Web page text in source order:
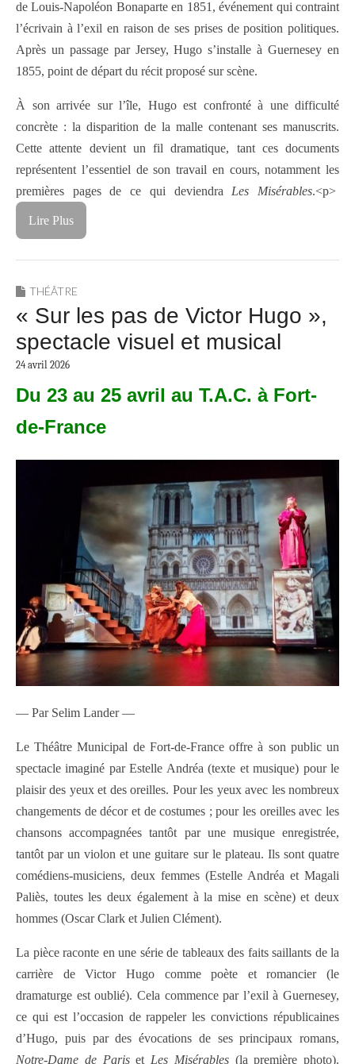
de Louis-Napoléon Bonaparte en 1851, événement qui contraint
l’écrivain à l’exil en raison de ses prises de position politiques.
Après un passage par Jersey, Hugo s’installe à Guernesey en
1855, point de départ du récit proposé sur scène.
À son arrivée sur l’île, Hugo est confronté à une difficulté
concrète : la disparition de la malle contenant ses manuscrits.
Cette attente devient un fil dramatique, tant ces documents
représentent l’essentiel de son travail en cours, notamment les
premières pages de ce qui deviendra Les Misérables.<p>
Lire Plus
THÉÂTRE
« Sur les pas de Victor Hugo »,
spectacle visuel et musical
24 avril 2026
Du 23 au 25 avril au T.A.C. à Fort-
de-France
— Par Selim Lander —
Le Théâtre Municipal de Fort-de-France offre à son public un
spectacle imaginé par Estelle Andréa (texte et musique) pour le
plaisir des yeux et des oreilles. Pour les yeux avec les nombreux
changements de décor et de costumes ; pour les oreilles avec les
chansons accompagnées tantôt par une musique enregistrée,
tantôt par un violon et une guitare sur le plateau. Ils sont quatre
comédiens-musiciens, deux femmes (Estelle Andréa et Magali
Paliès, toutes les deux également à la mise en scène) et deux
hommes (Oscar Clark et Julien Clément).
La pièce raconte en une série de tableaux des faits saillants de la
carrière de Victor Hugo comme poète et romancier (le
dramaturge est oublié). Cela commence par l’exil à Guernesey,
ce qui est l’occasion de rappeler les convictions républicaines
d’Hugo, puis par des évocations de ses principaux romans,
Notre-Dame de Pariset Les Misérables (la première photo).